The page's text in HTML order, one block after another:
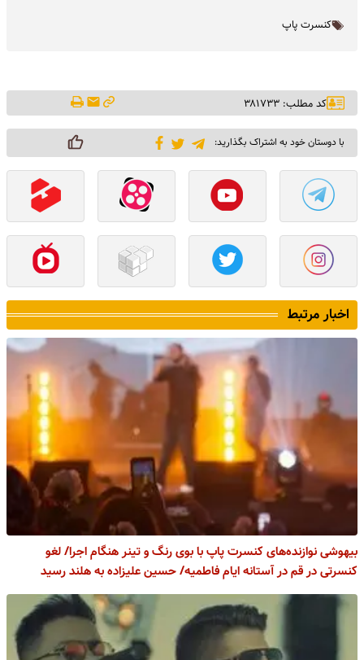
کنسرت پاپ
کد مطلب: ۳۸۱۷۳۳
با دوستان خود به اشتراک بگذارید:
اخبار مرتبط
بیهوشی نوازنده‌های کنسرت پاپ با بوی رنگ و تینر هنگام اجرا/ لغو
کنسرتی در قم در آستانه ایام فاطمیه/ حسین علیزاده به هلند رسید